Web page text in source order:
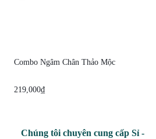
Combo Ngâm Chân Thảo Mộc
219,000₫
Chúng tôi chuyên cung cấp Sỉ -